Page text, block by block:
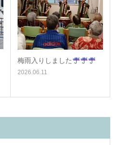
梅雨入りしました
2026.06.11